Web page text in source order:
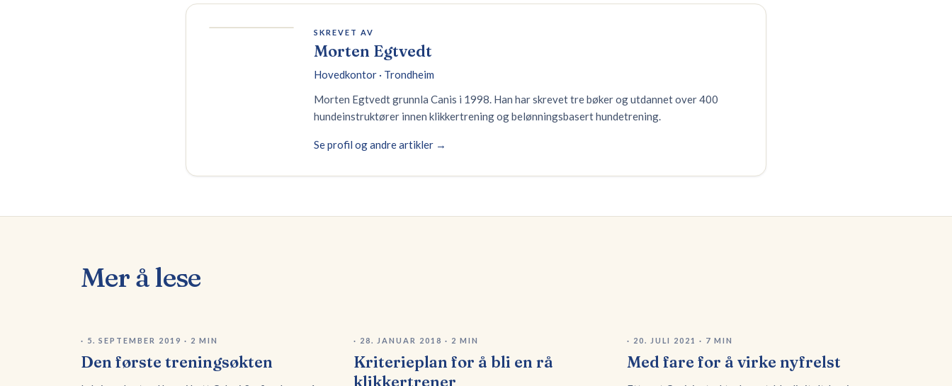
SKREVET AV
Morten Egtvedt
Hovedkontor · Trondheim
Morten Egtvedt grunnla Canis i 1998. Han har skrevet tre bøker og utdannet over 400
hundeinstruktører innen klikkertrening og belønningsbasert hundetrening.
Se profil og andre artikler →
Mer å lese
· 5. SEPTEMBER 2019 · 2 MIN
Den første treningsøkten
· 28. JANUAR 2018 · 2 MIN
Kriterieplan for å bli en rå
klikkertrener
· 20. JULI 2021 · 7 MIN
Med fare for å virke nyfrelst